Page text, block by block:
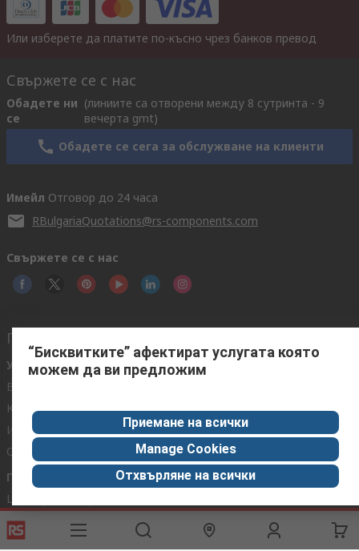
Или изберете да платите по-късно чрез банков превод
Свържете се с нас
Обадете ни
се
(линиите са отворени между 8 сутринта - 9
вечерта gmt)
Обадете се сега за обслужване на клиенти
Имейл Отговор до 24 часа
RBulgariaQuotations@rs-components.com
Свържете се с нас
Полезни връзки
Услуги
Варианти за доставка
Калибриране
История на поръчките
Обратна връзка
Относно RS
Корпоративна група
За RS
ESG
Горещи Теми
Център за Откриване
Промишлена Зона
Автомобилостроене
“Бисквитките” афектират услугата която
можем да ви предложим
Приемане на всички
Manage Cookies
Отхвърляне на всички